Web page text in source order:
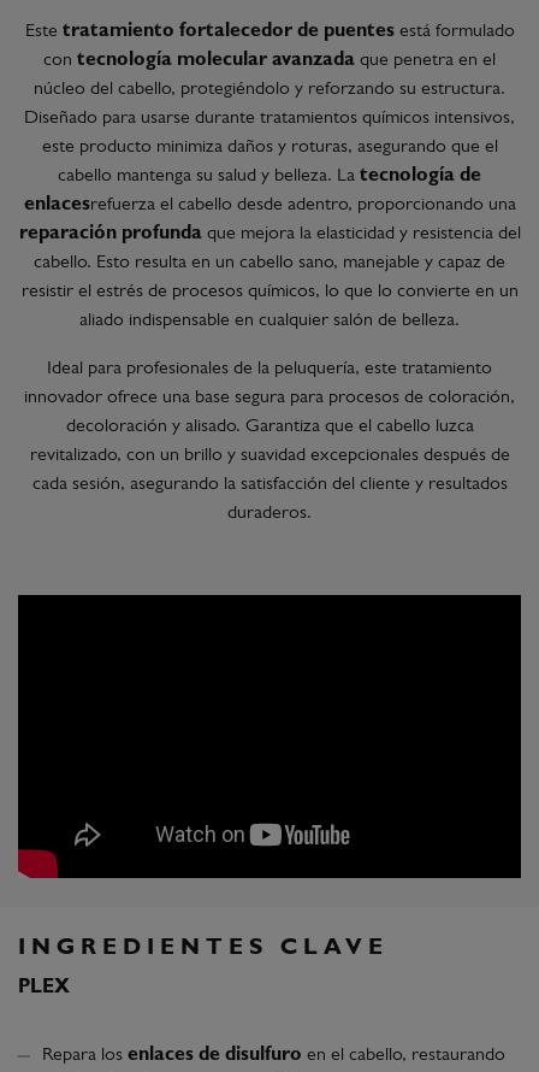
Este tratamiento fortalecedor de puentesestá formulado
con tecnología molecular avanzada que penetra en el
núcleo del cabello, protegiéndolo y reforzando su estructura.
Diseñado para usarse durante tratamientos químicos intensivos,
este producto minimiza daños y roturas, asegurando que el
cabello mantenga su salud y belleza. La tecnología de
enlacesrefuerza el cabello desde adentro, proporcionando una
reparación profundaque mejora la elasticidad y resistencia del
cabello. Esto resulta en un cabello sano, manejable y capaz de
resistir el estrés de procesos químicos, lo que lo convierte en un
aliado indispensable en cualquier salón de belleza.
Ideal para profesionales de la peluquería, este tratamiento
innovador ofrece una base segura para procesos de coloración,
decoloración y alisado. Garantiza que el cabello luzca
revitalizado, con un brillo y suavidad excepcionales después de
cada sesión, asegurando la satisfacción del cliente y resultados
duraderos.
INGREDIENTES CLAVE
PLEX
Repara los enlaces de disulfuro en el cabello, restaurando